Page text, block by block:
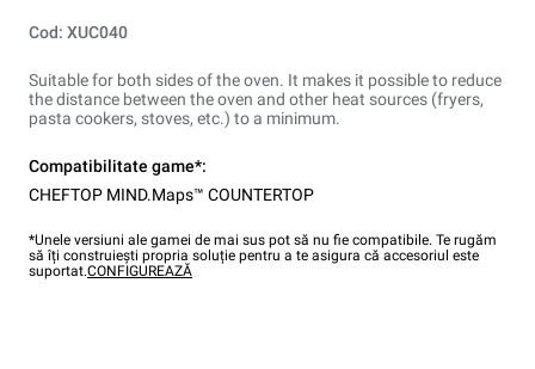
Cod: XUC040
Suitable for both sides of the oven. It makes it possible to reduce
the distance between the oven and other heat sources (fryers,
pasta cookers, stoves, etc.) to a minimum.
Compatibilitate game*:
CHEFTOP MIND.Maps™ COUNTERTOP
*Unele versiuni ale gamei de mai sus pot să nu fie compatibile. Te rugăm
să îți construiești propria soluție pentru a te asigura că accesoriul este
suportat.CONFIGUREAZĂ